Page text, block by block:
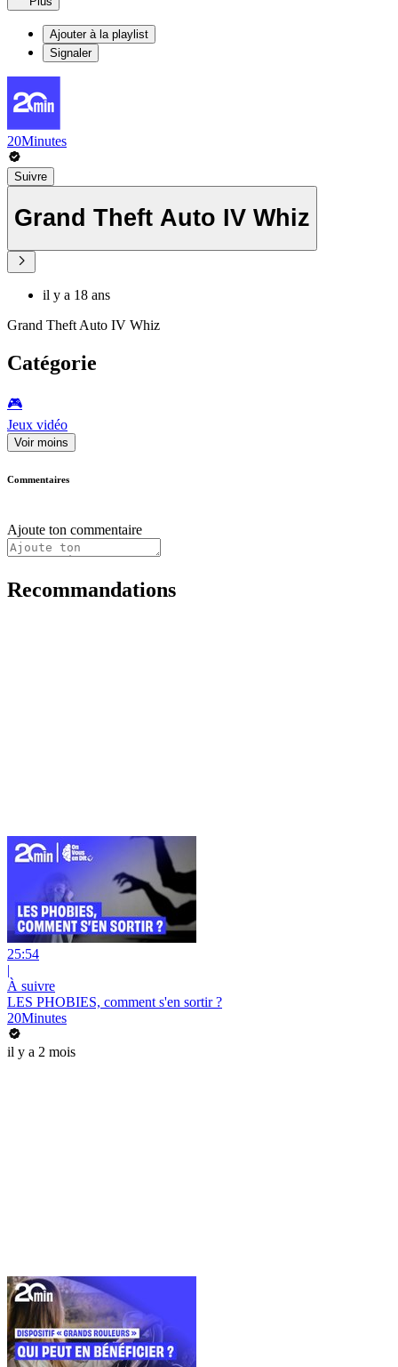
Ajouter à la playlist
Signaler
20Minutes
Suivre
Grand Theft Auto IV Whiz
il y a 18 ans
Grand Theft Auto IV Whiz
Catégorie
🎮️
Jeux vidéo
Voir moins
Commentaires
Ajoute ton commentaire
Recommandations
25:54
|
À suivre
LES PHOBIES, comment s'en sortir ?
20Minutes
il y a 2 mois